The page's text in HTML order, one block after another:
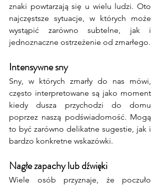
znaki powtarzają się u wielu ludzi. Oto
najczęstsze sytuacje, w których może
wystąpić zarówno subtelne, jak i
Intensywne sny
Sny, w których zmarły do nas mówi,
często interpretowane są jako moment
kiedy dusza przychodzi do domu
poprzez naszą podświadomość. Mogą
to być zarówno delikatne sugestie, jak i
bardzo konkretne wskazówki.
Nagłe zapachy lub dźwięki
Wiele osób przyznaje, że poczuło